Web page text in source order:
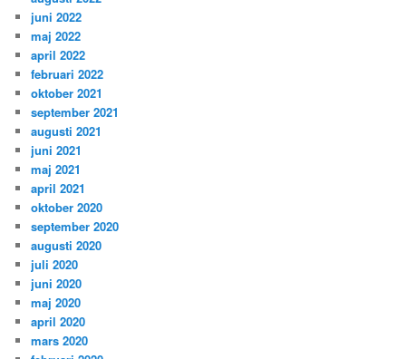
juni 2022
maj 2022
april 2022
februari 2022
oktober 2021
september 2021
augusti 2021
juni 2021
maj 2021
april 2021
oktober 2020
september 2020
augusti 2020
juli 2020
juni 2020
maj 2020
april 2020
mars 2020